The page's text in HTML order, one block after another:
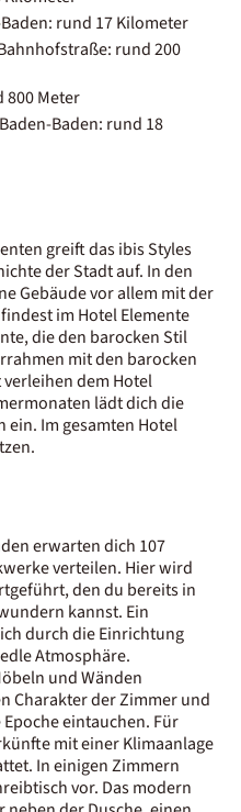
rund 17 Kilometer
rund 200
800 Meter
Baden: rund 18
greift das ibis Styles
der Stadt auf. In den
Gebäude vor allem mit der
im Hotel Elemente
die den barocken Stil
mit den barocken
dem Hotel
lädt dich die
ein. Im gesamten Hotel
erwarten dich 107
verteilen. Hier wird
den du bereits in
kannst. Ein
durch die Einrichtung
Atmosphäre.
und Wänden
Charakter der Zimmer und
eintauchen. Für
mit einer Klimaanlage
In einigen Zimmern
vor. Das modern